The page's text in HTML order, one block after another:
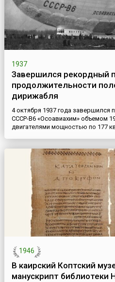
1937
Завершился рекордный
продолжительности
дирижабля
4 октября 1937 года завершился
СССР-В6 «Осоавиахим» объемом
двигателями мощностью по 177
беспосадочный перелет по
Долгопрудная (север
Долгопрудный) –...
1946
В каирский Коптский
манускрипт библиотеки